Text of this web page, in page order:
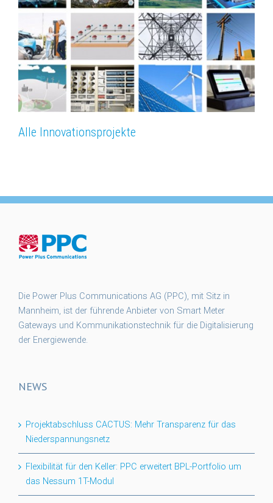
Alle Innovationsprojekte
Die Power Plus Communications AG (PPC), mit Sitz in
Mannheim, ist der führende Anbieter von Smart Meter
Gateways und Kommunikationstechnik für die Digitalisierung
der Energiewende.
NEWS
Projektabschluss CACTUS: Mehr Transparenz für das
Niederspannungsnetz
Flexibilität für den Keller: PPC erweitert BPL-Portfolio um
das Nessum 1T-Modul